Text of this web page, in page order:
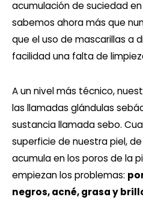
acumulación de suciedad
sabemos ahora más que
que el uso de mascarillas a
facilidad una falta de
A un nivel más técnico,
las llamadas glándulas
sustancia llamada sebo.
superficie de nuestra piel,
acumula en los poros de la
empiezan los problemas:
negros, acné, grasa y